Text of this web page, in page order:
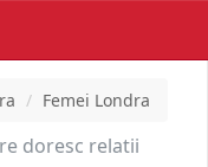
Femei Londra
doresc relatii